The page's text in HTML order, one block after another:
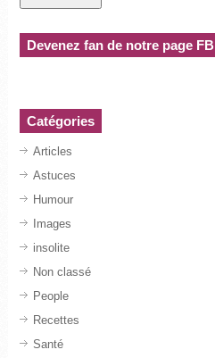
Devenez fan de notre page FB
Catégories
Articles
Astuces
Humour
Images
insolite
Non classé
People
Recettes
Santé